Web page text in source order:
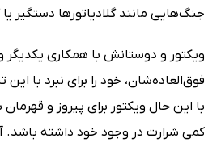
جنگ‌هایی مانند گلادیاتورها دستگیر
ویکتور و دوستانش با همکاری
فوق‌العاده‌شان، خود را برای نبرد با
با این حال ویکتور برای پیروز و
کمی شرارت در وجود خود داشته باشد.